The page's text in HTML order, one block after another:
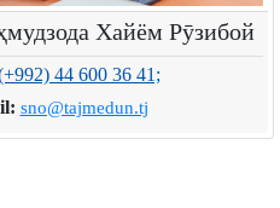
Хайём Рӯзибой
44 600 36 41;
sno@tajmedun.tj